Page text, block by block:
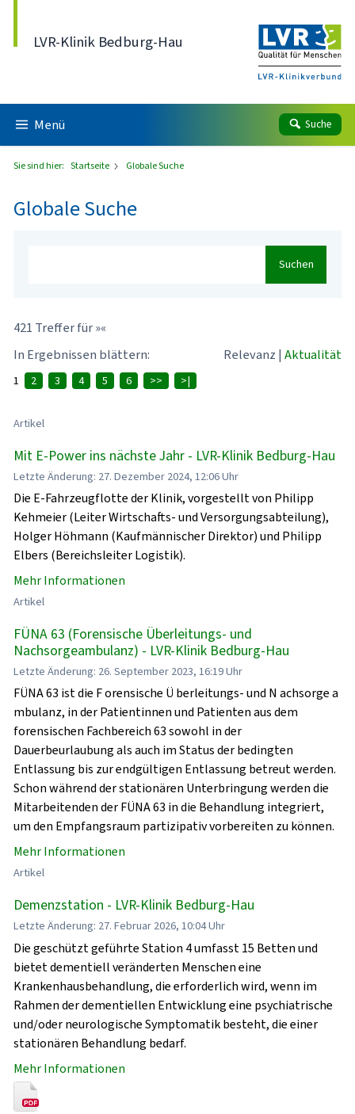
LVR-Klinik Bedburg-Hau
Menü Suche
Sie sind hier: Startseite Globale Suche
Globale Suche
Suchen
421 Treffer für »«
In Ergebnissen blättern:
Relevanz | Aktualität
1 2 3 4 5 6 >> >|
Artikel
Mit E-Power ins nächste Jahr - LVR-Klinik Bedburg-Hau
Letzte Änderung: 27. Dezember 2024, 12:06 Uhr
Die E-Fahrzeugflotte der Klinik, vorgestellt von Philipp
Kehmeier (Leiter Wirtschafts- und Versorgungsabteilung),
Holger Höhmann (Kaufmännischer Direktor) und Philipp
Elbers (Bereichsleiter Logistik).
Mehr Informationen
Artikel
FÜNA 63 (Forensische Überleitungs- und
Nachsorgeambulanz) - LVR-Klinik Bedburg-Hau
Letzte Änderung: 26. September 2023, 16:19 Uhr
FÜNA 63 ist die F orensische Ü berleitungs- und N achsorge a
mbulanz, in der Patientinnen und Patienten aus dem
forensischen Fachbereich 63 sowohl in der
Dauerbeurlaubung als auch im Status der bedingten
Entlassung bis zur endgültigen Entlassung betreut werden.
Schon während der stationären Unterbringung werden die
Mitarbeitenden der FÜNA 63 in die Behandlung integriert,
um den Empfangsraum partizipativ vorbereiten zu können.
Mehr Informationen
Artikel
Demenzstation - LVR-Klinik Bedburg-Hau
Letzte Änderung: 27. Februar 2026, 10:04 Uhr
Die geschützt geführte Station 4 umfasst 15 Betten und
bietet dementiell veränderten Menschen eine
Krankenhausbehandlung, die erforderlich wird, wenn im
Rahmen der dementiellen Entwicklung eine psychiatrische
und/oder neurologische Symptomatik besteht, die einer
stationären Behandlung bedarf.
Mehr Informationen